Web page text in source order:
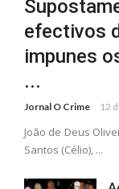
efectivos
impunes
...
Jornal O Crime 12
João de Deus
Santos (Célio), ...